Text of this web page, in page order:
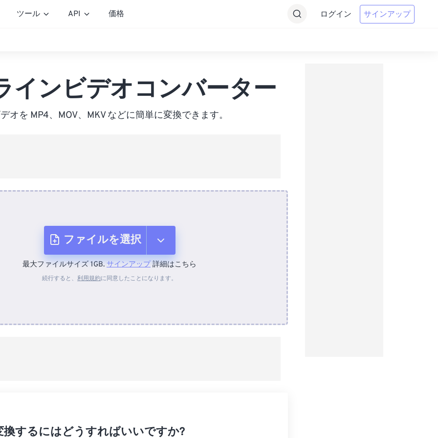
ツール API 価格 ログイン サインアップ
インビデオコンバーター
オを MP4、MOV、MKV などに簡単に変換できます。
ファイルを選択
デバイスから
最大ファイルサイズ 1GB. サインアップ詳細はこちら
続行すると、 利用規約に同意したことになります。
換するにはどうすればいいですか?